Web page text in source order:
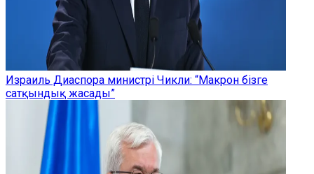
Израиль Диаспора министрі Чикли: “Макрон бізге
сатқындық жасады”